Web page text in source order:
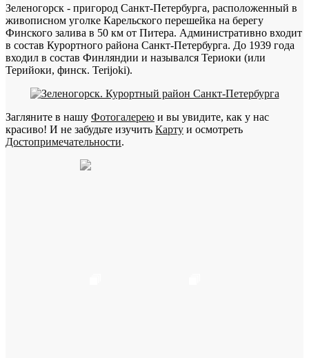
Зеленогорск - пригород Санкт-Петербурга, расположенный в
живописном уголке Карельского перешейка на берегу
Финского залива в 50 км от Питера. Административно входит
в состав Курортного района Санкт-Петербурга. До 1939 года
входил в состав Финляндии и назывался Териоки (или
Терийоки, финск. Terijoki).
Загляните в нашу Фотогалерею и вы увидите, как у нас
красиво! И не забудьте изучить Карту и осмотреть
Достопримечательности.